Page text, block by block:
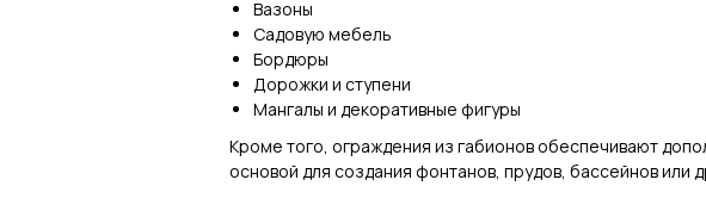
Вазоны
Садовую мебель
Бордюры
Дорожки и ступени
Мангалы и декоративные фигуры
Кроме того, ограждения из габионов обеспечивают
основой для создания фонтанов, прудов, бассейнов или